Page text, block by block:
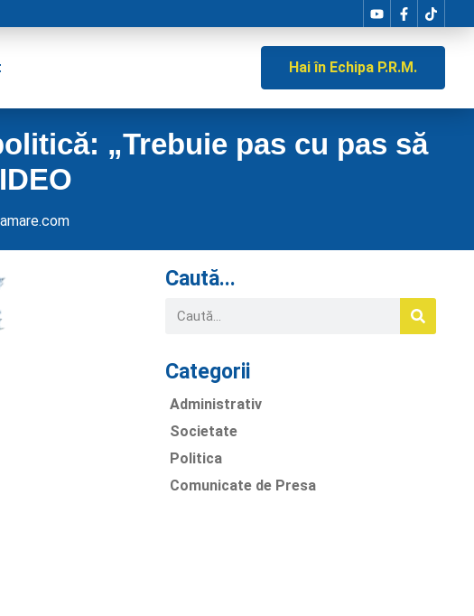
Hai în Echipa P.R.M.
„Trebuie pas cu pas să
Caută...
Categorii
Administrativ
Societate
Politica
Comunicate de Presa